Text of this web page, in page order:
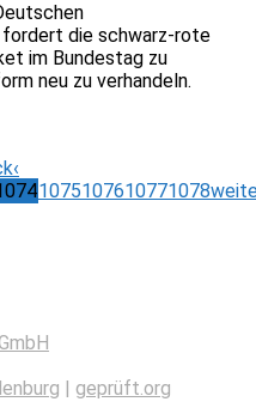
die schwarz-rote
im Bundestag zu
neu zu verhandeln.
‹
1075107610771078
geprüft.org